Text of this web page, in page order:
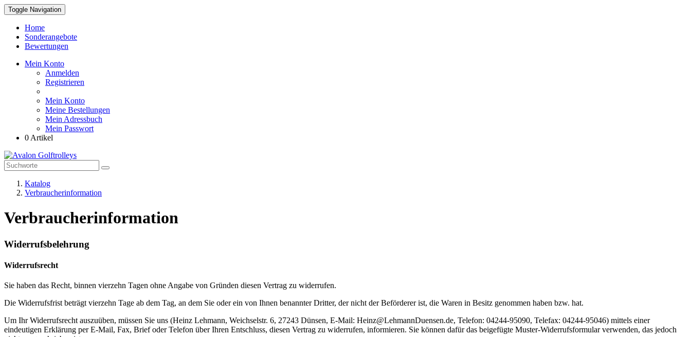
Toggle Navigation
Home
Sonderangebote
Bewertungen
Mein Konto
Anmelden
Registrieren
Mein Konto
Meine Bestellungen
Mein Adressbuch
Mein Passwort
0 Artikel
Katalog
Verbraucherinformation
Verbraucherinformation
Widerrufsbelehrung
Widerrufsrecht
Sie haben das Recht, binnen vierzehn Tagen ohne Angabe von Gründen diesen Vertrag zu widerrufen.
Die Widerrufsfrist beträgt vierzehn Tage ab dem Tag, an dem Sie oder ein von Ihnen benannter Dritter, der nicht der Beförderer ist, die Waren in Besitz genommen haben bzw. hat.
Um Ihr Widerrufsrecht auszuüben, müssen Sie uns (Heinz Lehmann, Weichselstr. 6, 27243 Dünsen, E-Mail: Heinz@LehmannDuensen.de, Telefon: 04244-95090, Telefax: 04244-95046) mittels einer
eindeutigen Erklärung per E-Mail, Fax, Brief oder Telefon über Ihren Entschluss, diesen Vertrag zu widerrufen, informieren. Sie können dafür das beigefügte Muster-Widerrufsformular verwenden, das jedoch